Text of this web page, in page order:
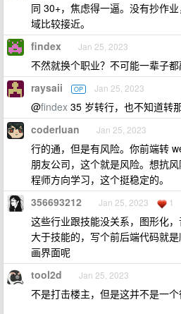
同 30+，焦虑得一逼。没有抄作
域比较接近。
findex Jan 25, 2023
不然就换个职业？不可能一辈子都
raysaii OP Jan 25, 2023
@findex 35 岁转行，也不知道转
coderluan Jan 25, 2023
行的通，但是有风险。你前端转
朋友公司，这个就是风险。想抗
程师方向学习，这个挺稳定的。
356693212 Jan 25, 2023 1
这些行业跟技能没关系，图形化
大于技能的，写个前后端代码就
画界面呢
tool2d Jan 25, 2023
不是打击楼主，但是这并不是一个